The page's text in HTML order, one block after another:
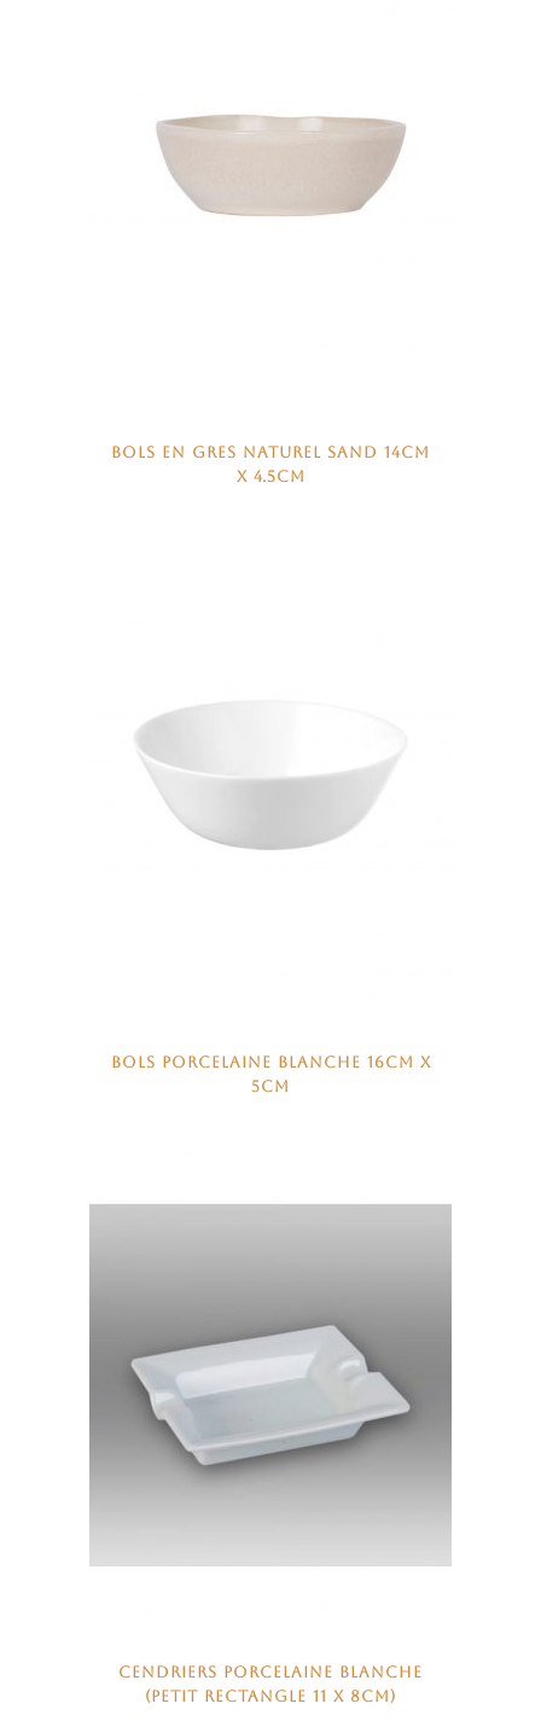
BOLS EN GRES NATUREL SAND 14CM
X 4.5CM
BOLS PORCELAINE BLANCHE 16CM X
5CM
CENDRIERS PORCELAINE BLANCHE
(PETIT RECTANGLE 11 X 8CM)